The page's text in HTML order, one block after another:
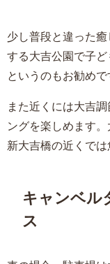
少し普段と違った
する大吉公園で子
というのもお勧めで
また近くには大吉
ングを楽しめます
新大吉橋の近くでは
キャンベル
ス